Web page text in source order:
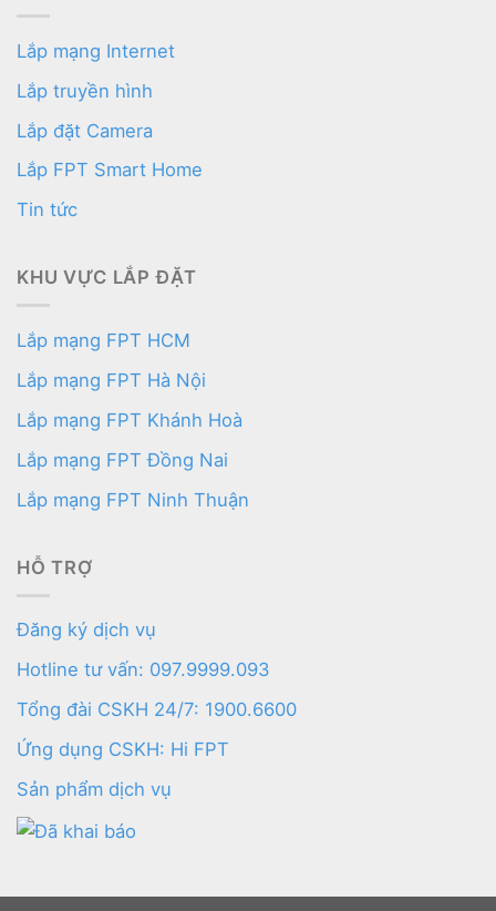
Lắp mạng Internet
Lắp truyền hình
Lắp đặt Camera
Lắp FPT Smart Home
Tin tức
KHU VỰC LẮP ĐẶT
Lắp mạng FPT HCM
Lắp mạng FPT Hà Nội
Lắp mạng FPT Khánh Hoà
Lắp mạng FPT Đồng Nai
Lắp mạng FPT Ninh Thuận
HỖ TRỢ
Đăng ký dịch vụ
Hotline tư vấn: 097.9999.093
Tổng đài CSKH 24/7: 1900.6600
Ứng dụng CSKH: Hi FPT
Sản phẩm dịch vụ